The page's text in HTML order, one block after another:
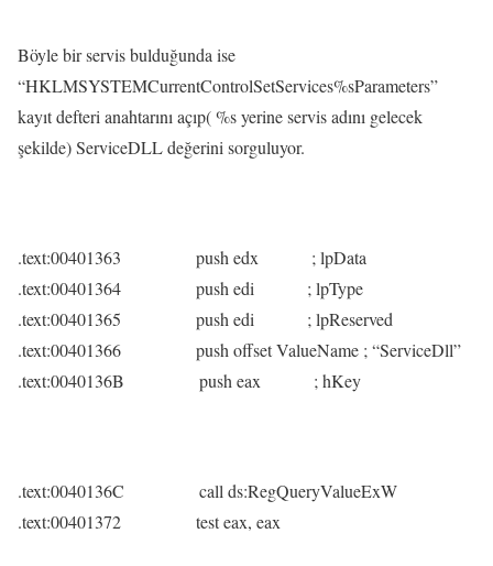
Böyle bir servis bulduğunda ise
“HKLMSYSTEMCurrentControlSetServices%sParameters”
kayıt defteri anahtarını açıp( %s yerine servis adını gelecek
şekilde) ServiceDLL değerini sorguluyor.
.text:00401363 push edx ; lpData
.text:00401364 push edi ; lpType
.text:00401365 push edi ; lpReserved
.text:00401366 push offset ValueName ; “ServiceDll”
.text:0040136B push eax ; hKey
.text:0040136C call ds:RegQueryValueExW
.text:00401372 test eax, eax